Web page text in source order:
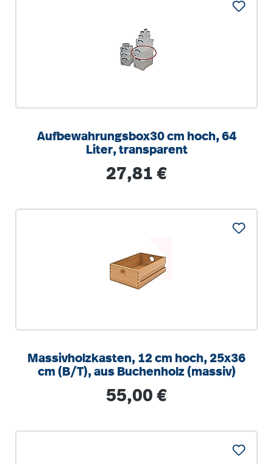
Aufbewahrungsbox30 cm hoch, 64
Liter, transparent
Regulärer Preis:
27,81 €
Massivholzkasten, 12 cm hoch, 25x36
cm (B/T), aus Buchenholz (massiv)
Regulärer Preis:
55,00 €